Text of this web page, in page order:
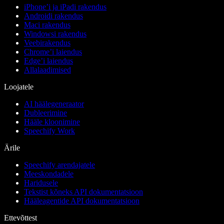
iPhone’i ja iPadi rakendus
Androidi rakendus
Maci rakendus
Windowsi rakendus
Veebirakendus
Chrome’i laiendus
Edge’i laiendus
Allalaadimised
Loojatele
AI häälegeneraator
Dubleerimine
Hääle kloonimine
Speechify Work
Ärile
Speechify arendajatele
Meeskondadele
Haridusele
Tekstist kõneks API dokumentatsioon
Hääleagentide API dokumentatsioon
Ettevõttest